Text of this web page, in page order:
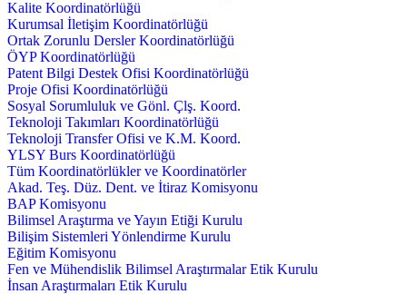
Kalite Koordinatörlüğü
Kurumsal İletişim Koordinatörlüğü
Ortak Zorunlu Dersler Koordinatörlüğü
ÖYP Koordinatörlüğü
Patent Bilgi Destek Ofisi Koordinatörlüğü
Proje Ofisi Koordinatörlüğü
Sosyal Sorumluluk ve Gönl. Çlş. Koord.
Teknoloji Takımları Koordinatörlüğü
Teknoloji Transfer Ofisi ve K.M. Koord.
YLSY Burs Koordinatörlüğü
Tüm Koordinatörlükler ve Koordinatörler
Akad. Teş. Düz. Dent. ve İtiraz Komisyonu
BAP Komisyonu
Bilimsel Araştırma ve Yayın Etiği Kurulu
Bilişim Sistemleri Yönlendirme Kurulu
Eğitim Komisyonu
Fen ve Mühendislik Bilimsel Araştırmalar Etik Kurulu
İnsan Araştırmaları Etik Kurulu